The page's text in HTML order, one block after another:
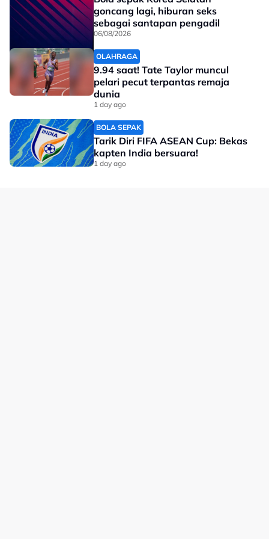
Related Topics
#Glasgow 2026 #Sukan Komanwel #Boling Padang
goncang lagi, hiburan seks
sebagai santapan pengadil
06/08/2026
OLAHRAGA
9.94 saat! Tate Taylor muncul
pelari pecut terpantas remaja
dunia
1 day ago
BOLA SEPAK
Tarik Diri FIFA ASEAN Cup: Bekas
kapten India bersuara!
1 day ago